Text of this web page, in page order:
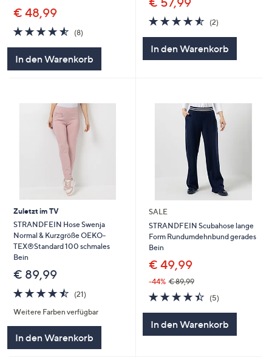
€ 48,99
4.5
von
(8)8
In den Warenkorb
4.5
von
(2)2
In den Warenkorb
Zuletzt im TV
STRANDFEIN Hose Swenja
Normal & Kurzgröße OEKO-
TEX®Standard 100 schmales
Bein
€ 89,99
4.4
von
5
(21)21
Weitere Farben verfügbar
In den Warenkorb
SALE
STRANDFEIN Scubahose lange
Form Rundumdehnbund gerades
Bein
€ 49,99
-44% € 89,99
4.4
von
(5)5
In den Warenkorb